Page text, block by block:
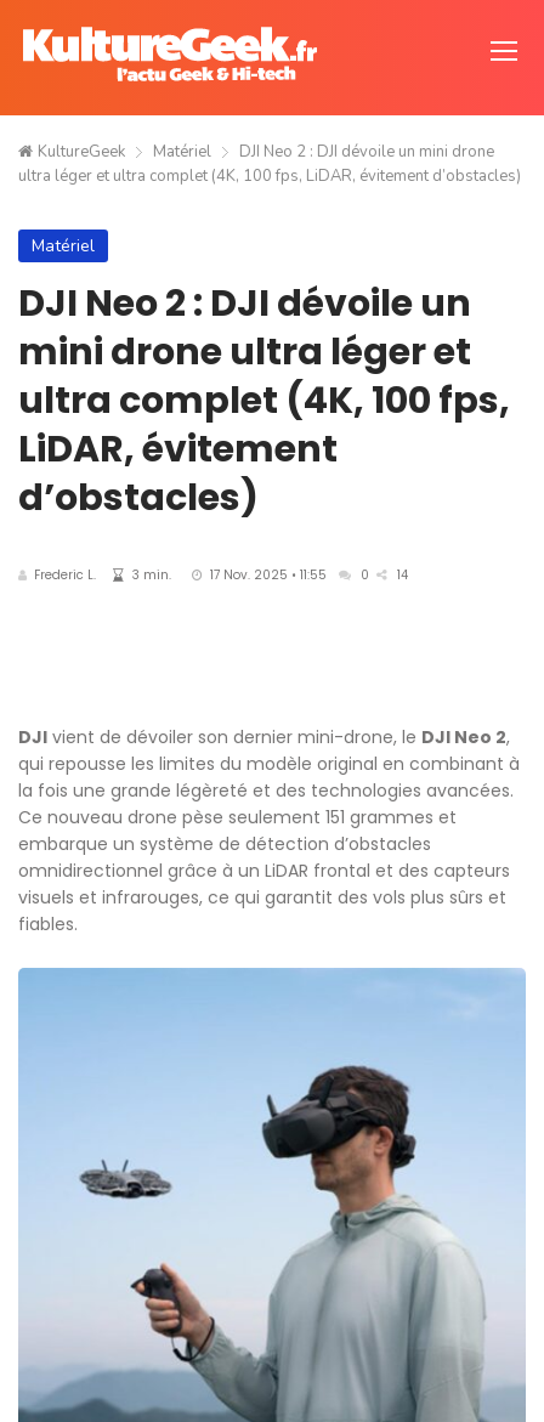
KultureGeek Matériel
DJI Neo 2 : DJI dévoile un mini drone
ultra léger et ultra complet (4K, 100 fps, LiDAR, évitement d’obstacles)
Matériel
DJI Neo 2 : DJI dévoile un
mini drone ultra léger et
ultra complet (4K, 100 fps,
LiDAR, évitement
d’obstacles)
Frederic L. 3 min. 17 Nov. 2025 • 11:55 0 14
DJI vient de dévoiler son dernier mini-drone, le DJI Neo 2,
qui repousse les limites du modèle original en combinant à
la fois une grande légèreté et des technologies avancées.
Ce nouveau drone pèse seulement 151 grammes et
embarque un système de détection d’obstacles
omnidirectionnel grâce à un LiDAR frontal et des capteurs
visuels et infrarouges, ce qui garantit des vols plus sûrs et
fiables.